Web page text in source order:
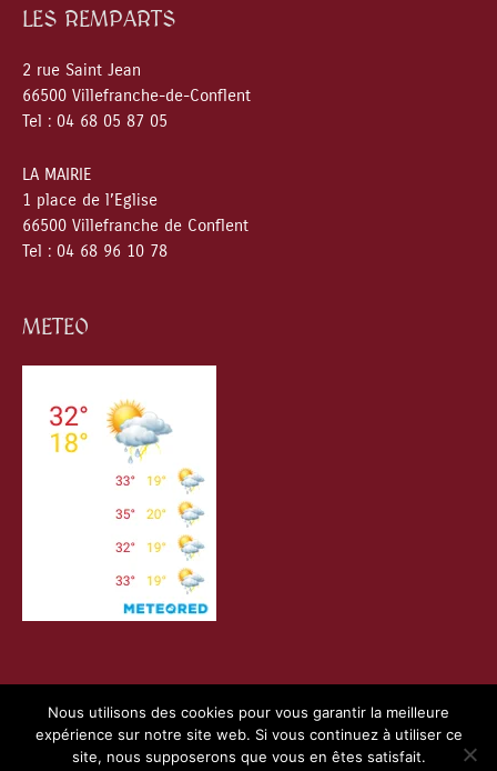
LES REMPARTS
2 rue Saint Jean
66500 Villefranche-de-Conflent
Tel : 04 68 05 87 05
LA MAIRIE
1 place de l’Eglise
66500 Villefranche de Conflent
Tel : 04 68 96 10 78
METEO
Copyright © 2026 Villefranche de Conflent
| Création
Nous utilisons des cookies pour vous garantir la meilleure
expérience sur notre site web. Si vous continuez à utiliser ce
site, nous supposerons que vous en êtes satisfait.